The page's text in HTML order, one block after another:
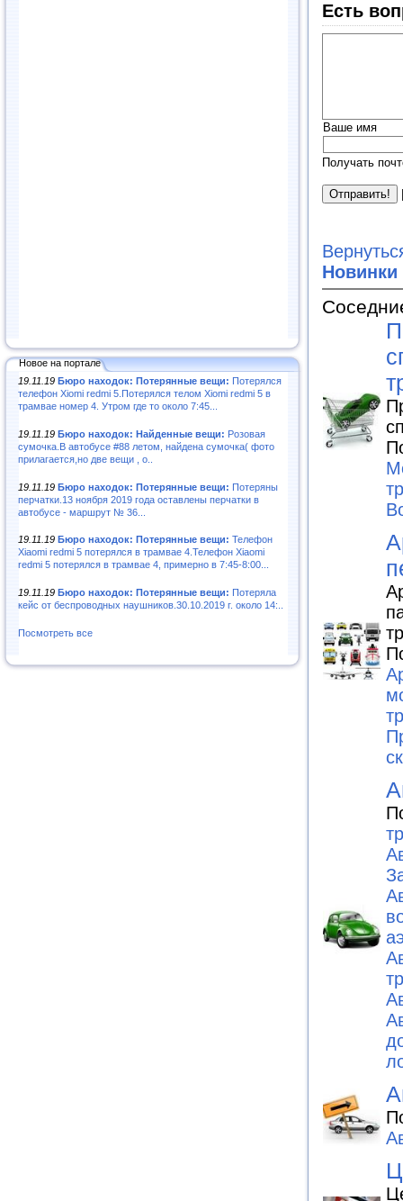
Новое на портале
19.11.19 Бюро находок: Потерянные вещи: Потерялся
телефон Xiomi redmi 5.Потерялся телом Xiomi redmi 5 в
трамвае номер 4. Утром где то около 7:45...
19.11.19 Бюро находок: Найденные вещи: Розовая
сумочка.В автобусе #88 летом, найдена сумочка( фото
прилагается,но две вещи , о..
19.11.19 Бюро находок: Потерянные вещи: Потеряны
перчатки.13 ноября 2019 года оставлены перчатки в
автобусе - маршрут № 36...
19.11.19 Бюро находок: Потерянные вещи: Телефон
Xiaomi redmi 5 потерялся в трамвае 4.Телефон Xiaomi
redmi 5 потерялся в трамвае 4, примерно в 7:45-8:00...
19.11.19 Бюро находок: Потерянные вещи: Потеряла
кейс от беспроводных наушников.30.10.2019 г. около 14:..
Посмотреть все
Есть
Ваше имя
Получать
Новинки